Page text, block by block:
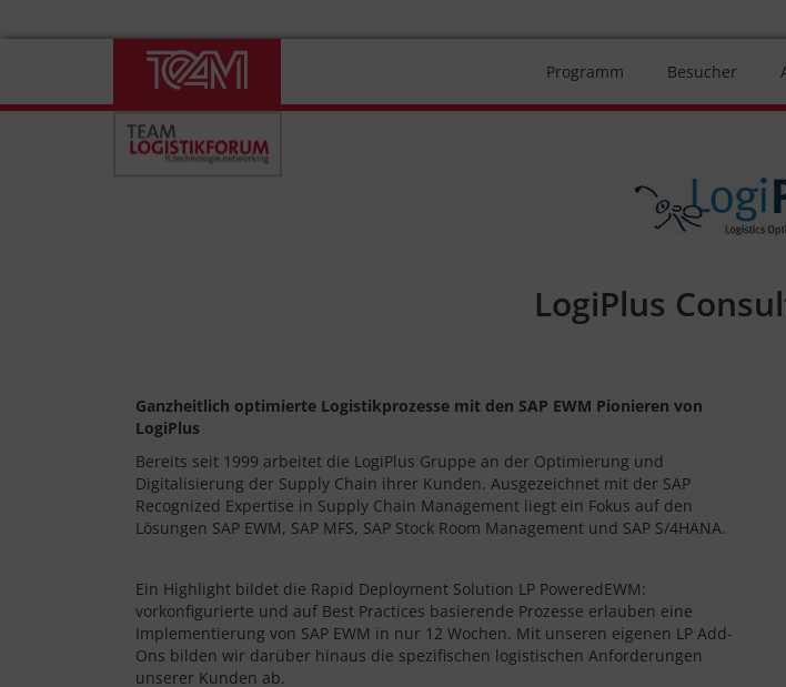
Programm Besucher
LogiPlus
Ganzheitlich optimierte Logistikprozesse mit den SAP EWM Pionieren von
LogiPlus
Bereits seit 1999 arbeitet die LogiPlus Gruppe an der Optimierung und
Digitalisierung der Supply Chain ihrer Kunden. Ausgezeichnet mit der SAP
Recognized Expertise in Supply Chain Management liegt ein Fokus auf den
Lösungen SAP EWM, SAP MFS, SAP Stock Room Management und SAP S/4HANA.
Ein Highlight bildet die Rapid Deployment Solution LP PoweredEWM:
vorkonfigurierte und auf Best Practices basierende Prozesse erlauben eine
Implementierung von SAP EWM in nur 12 Wochen. Mit unseren eigenen LP Add-
Ons bilden wir darüber hinaus die spezifischen logistischen Anforderungen
unserer Kunden ab.